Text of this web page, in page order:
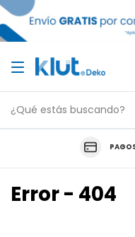
Error - 404